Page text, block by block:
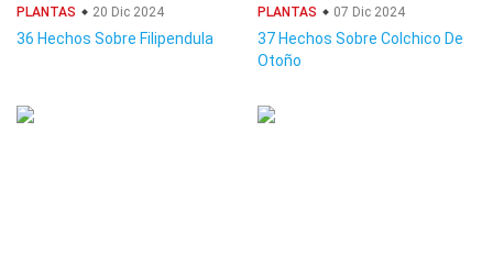
PLANTAS 20 Dic 2024
36 Hechos Sobre Filipendula
PLANTAS 07 Dic 2024
37 Hechos Sobre Colchico De
Otoño